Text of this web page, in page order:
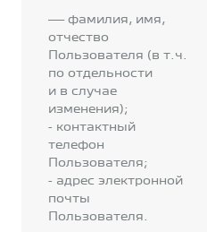
— фамилия, имя,
отчество
Пользователя (в т.ч.
по отдельности
и в случае
изменения);
- контактный
телефон
Пользователя;
- адрес электронной
почты
Пользователя.